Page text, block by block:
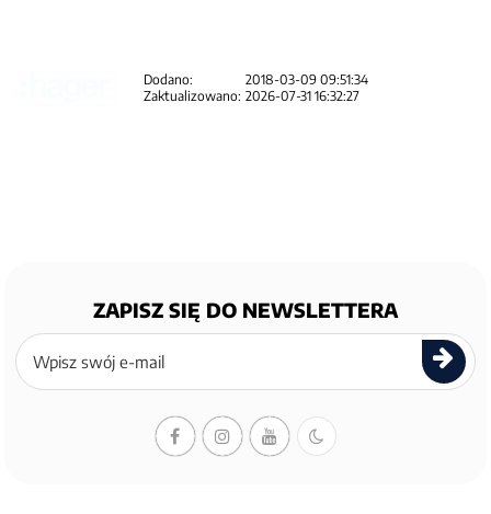
Dodano:
2018-03-09 09:51:34
Zaktualizowano: 2026-07-31 16:32:27
ZAPISZ SIĘ DO NEWSLETTERA
Zapisz
się
newslettera